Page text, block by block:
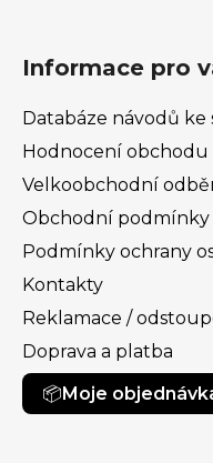
Informace pro
Databáze návodů ke
Hodnocení obchodu
Velkoobchodní
Obchodní podmínky
Podmínky ochrany
Kontakty
Reklamace /
Doprava a platba
Moje